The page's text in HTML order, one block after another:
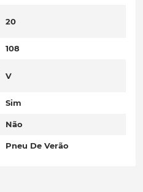
20
108
V
Sim
Não
Pneu De Verão